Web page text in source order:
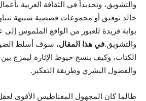
والتشويق، وتحديداً في الثقافة العربية
خالد توفيق أو مجموعات قصصية شبيهة
بوابة فريدة للعبور من الواقع الملموس
والتشويق.في هذا المقال، سوف أسلط
الكتاب، وكيف ينسج خيوط الإثارة ليمزج
والفضول البشري وطريقة التفكير.
طالما كان المجهول المغناطيس الأقوى